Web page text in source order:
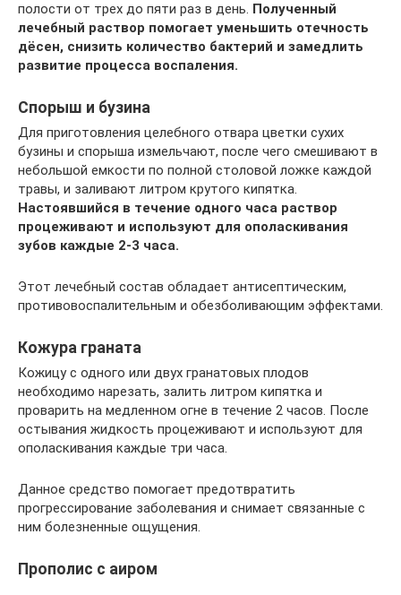
полости от трех до пяти раз в день. Полученный
лечебный раствор помогает уменьшить отечность
дёсен, снизить количество бактерий и замедлить
развитие процесса воспаления.
Спорыш и бузина
Для приготовления целебного отвара цветки сухих
бузины и спорыша измельчают, после чего смешивают в
небольшой емкости по полной столовой ложке каждой
травы, и заливают литром крутого кипятка.
Настоявшийся в течение одного часа раствор
процеживают и используют для ополаскивания
зубов каждые 2-3 часа.
Этот лечебный состав обладает антисептическим,
противовоспалительным и обезболивающим эффектами.
Кожура граната
Кожицу с одного или двух гранатовых плодов
необходимо нарезать, залить литром кипятка и
проварить на медленном огне в течение 2 часов. После
остывания жидкость процеживают и используют для
ополаскивания каждые три часа.
Данное средство помогает предотвратить
прогрессирование заболевания и снимает связанные с
ним болезненные ощущения.
Прополис с аиром